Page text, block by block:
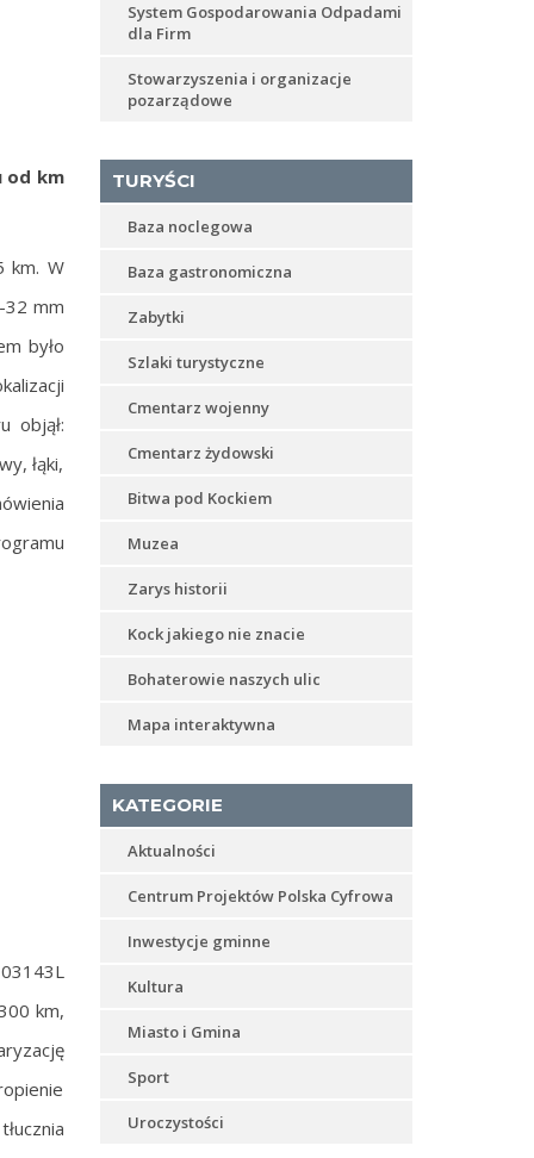
od km
km. W
32 mm
było
objął:
łąki,
km,
System Gospodarowania Odpadami
dla Firm
Stowarzyszenia i organizacje
pozarządowe
TURYŚCI
Baza noclegowa
Baza gastronomiczna
Zabytki
Szlaki turystyczne
Cmentarz wojenny
Cmentarz żydowski
Bitwa pod Kockiem
Muzea
Zarys historii
Kock jakiego nie znacie
Bohaterowie naszych ulic
Mapa interaktywna
KATEGORIE
Aktualności
Centrum Projektów Polska Cyfrowa
Inwestycje gminne
Kultura
Miasto i Gmina
Sport
Uroczystości